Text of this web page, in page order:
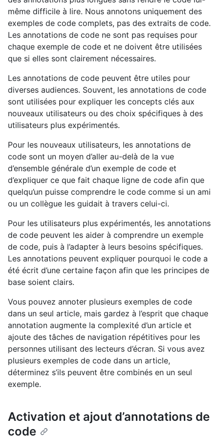
même difficile à lire. Nous annotons uniquement des
exemples de code complets, pas des extraits de code.
Les annotations de code ne sont pas requises pour
chaque exemple de code et ne doivent être utilisées
que si elles sont clairement nécessaires.
Les annotations de code peuvent être utiles pour
diverses audiences. Souvent, les annotations de code
sont utilisées pour expliquer les concepts clés aux
nouveaux utilisateurs ou des choix spécifiques à des
utilisateurs plus expérimentés.
Pour les nouveaux utilisateurs, les annotations de
code sont un moyen d’aller au-delà de la vue
d’ensemble générale d’un exemple de code et
d’expliquer ce que fait chaque ligne de code afin que
quelqu’un puisse comprendre le code comme si un ami
ou un collègue les guidait à travers celui-ci.
Pour les utilisateurs plus expérimentés, les annotations
de code peuvent les aider à comprendre un exemple
de code, puis à l’adapter à leurs besoins spécifiques.
Les annotations peuvent expliquer pourquoi le code a
été écrit d’une certaine façon afin que les principes de
base soient clairs.
Vous pouvez annoter plusieurs exemples de code
dans un seul article, mais gardez à l’esprit que chaque
annotation augmente la complexité d’un article et
ajoute des tâches de navigation répétitives pour les
personnes utilisant des lecteurs d’écran. Si vous avez
plusieurs exemples de code dans un article,
déterminez s’ils peuvent être combinés en un seul
exemple.
Activation et ajout d’annotations de
code